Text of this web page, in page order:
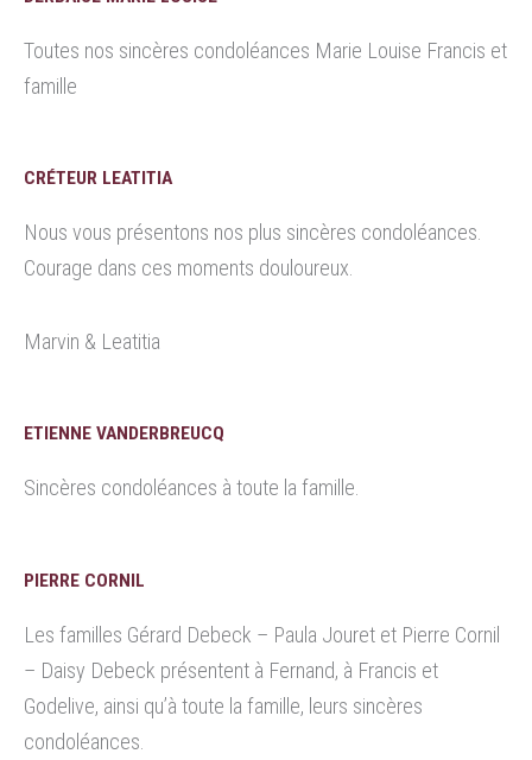
Toutes nos sincères condoléances Marie Louise Francis et
famille
CRÉTEUR LEATITIA
Nous vous présentons nos plus sincères condoléances.
Courage dans ces moments douloureux.
Marvin & Leatitia
ETIENNE VANDERBREUCQ
Sincères condoléances à toute la famille.
PIERRE CORNIL
Les familles Gérard Debeck – Paula Jouret et Pierre Cornil
– Daisy Debeck présentent à Fernand, à Francis et
Godelive, ainsi qu’à toute la famille, leurs sincères
condoléances.